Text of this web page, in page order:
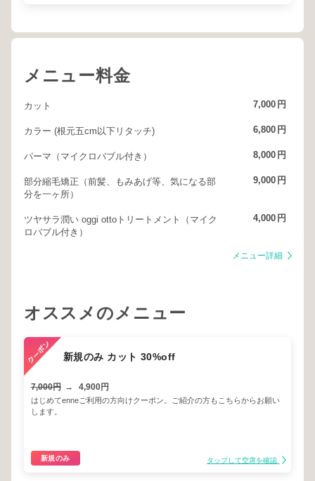
メニュー料金
カット 7,000 円
カラー (根元五cm以下リタッチ) 6,800 円
パーマ（マイクロバブル付き） 8,000 円
部分縮毛矯正（前髪、もみあげ等、気になる部
分を一ヶ所）
9,000 円
ツヤサラ潤い oggi ottoトリートメント（マイク
ロバブル付き）
4,000 円
メニュー詳細
オススメのメニュー
新規のみ カット 30%off
7,000円 → 4,900円
はじめてenneご利用の方向けクーポン。ご紹介の方もこちらからお願い
します。
新規のみ タップして空席を確認